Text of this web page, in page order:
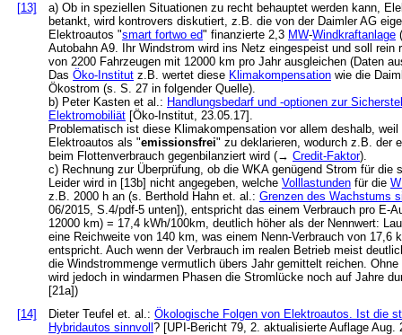
[13]
a) Ob in speziellen Situationen zu recht behauptet werden kann,
betankt, wird kontrovers diskutiert, z.B. die von der Daimler AG
Elektroautos "smart fortwo ed" finanzierte 2,3 MW-Windkraftanlage
Autobahn A9. Ihr Windstrom wird ins Netz eingespeist und soll rein
von 2200 Fahrzeugen mit 12000 km pro Jahr ausgleichen (Daten
Das Öko-Institut z.B. wertet diese Klimakompensation wie die
Ökostrom (s. S. 27 in folgender Quelle).
b) Peter Kasten et al.: Handlungsbedarf und -optionen zur
Elektromobiliät [Öko-Institut, 23.05.17].
Problematisch ist diese Klimakompensation vor allem deshalb,
Elektroautos als "emissionsfrei" zu deklarieren, wodurch z.B. der
beim Flottenverbrauch gegenbilanziert wird (→ Credit-Faktor).
c) Rechnung zur Überprüfung, ob die WKA genügend Strom für die
Leider wird in [13b] nicht angegeben, welche Volllastunden für die
z.B. 2000 h an (s. Berthold Hahn et. al.: Grenzen des Wachstums
06/2015, S.4/pdf-5 unten]), entspricht das einem Verbrauch pro E-
12000 km) = 17,4 kWh/100km, deutlich höher als der Nennwert:
eine Reichweite von 140 km, was einem Nenn-Verbrauch von 17,6
entspricht. Auch wenn der Verbrauch im realen Betrieb meist
die Windstrommenge vermutlich übers Jahr gemittelt reichen.
wird jedoch in windarmen Phasen die Stromlücke noch auf Jahre
[21a])
[14]
Dieter Teufel et. al.: Ökologische Folgen von Elektroautos. Ist die
Hybridautos sinnvoll ? [UPI-Bericht 79, 2. aktualisierte Auflage Aug.